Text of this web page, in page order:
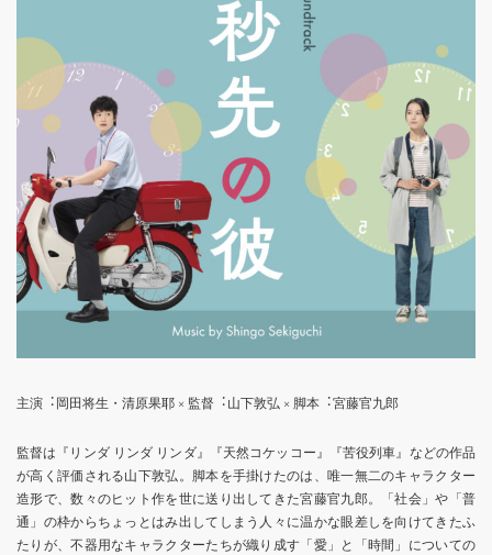
主演︓岡⽥将⽣・清原果耶 × 監督︓⼭下敦弘 × 脚本︓宮藤官九郎
監督は『リンダ リンダ リンダ』『天然コケッコー』『苦役列⾞』などの作品
が⾼く評価される⼭下敦弘。脚本を⼿掛けたのは、唯⼀無⼆のキャラクター
造形で、数々のヒット作を世に送り出してきた宮藤官九郎。「社会」や「普
通」の枠からちょっとはみ出してしまう⼈々に温かな眼差しを向けてきたふ
たりが、不器⽤なキャラクターたちが織り成す「愛」と「時間」についての